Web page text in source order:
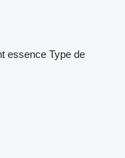
essence Type de